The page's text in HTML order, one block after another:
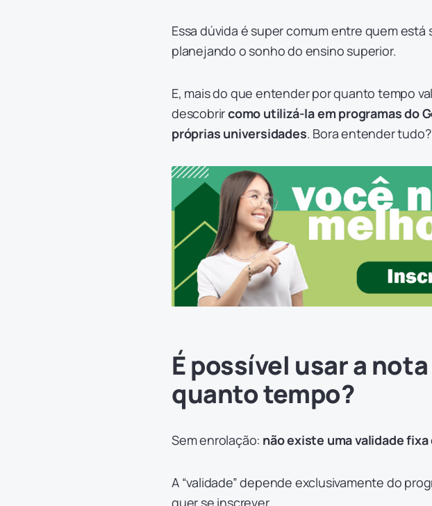
Essa dúvida é super comum entre quem
planejando o sonho do ensino superior.
E, mais do que entender por quanto tempo
descobrircomo utilizá-la em programas do
próprias universidades. Bora entender tudo?
É possível usar a
quanto tempo?
Sem enrolação: não existe uma validade fixa
A “validade” depende exclusivamente do
quer se inscrever.